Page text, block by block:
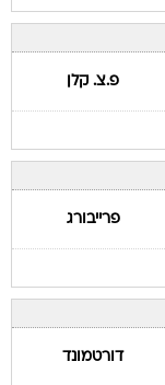
פ.צ. קלן
פרייבורג
דורטמונד